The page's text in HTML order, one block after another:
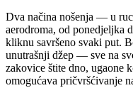
Dva načina nošenja — u
aerodroma, od ponedjeljka
kliknu savršeno svaki put.
unutrašnji džep — sve na
zakovice štite dno, ugaone
omogućava pričvršćivanje